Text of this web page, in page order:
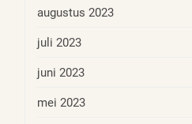
augustus 2023
juli 2023
juni 2023
mei 2023